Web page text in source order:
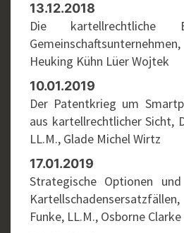
13.12.2018
Die kartellrechtliche
Heuking Kühn Lüer Wojtek
10.01.2019
Der Patentkrieg um
aus kartellrechtlicher Sicht,
LL.M., Glade Michel Wirtz
17.01.2019
Strategische Optionen
Funke, LL.M., Osborne Clarke